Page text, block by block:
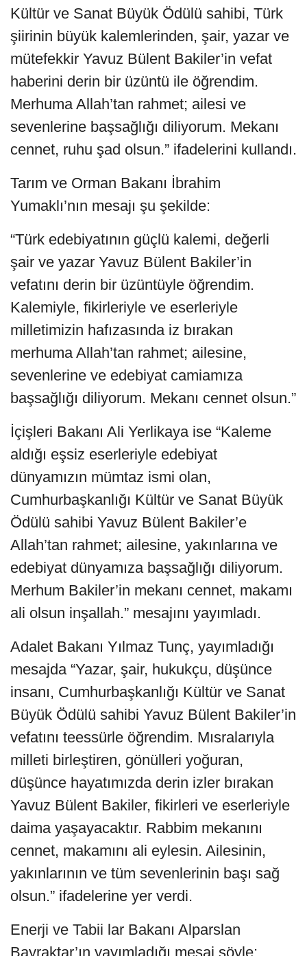
Kültür ve Sanat Büyük Ödülü sahibi, Türk
şiirinin büyük kalemlerinden, şair, yazar ve
mütefekkir Yavuz Bülent Bakiler’in vefat
haberini derin bir üzüntü ile öğrendim.
Merhuma Allah’tan rahmet; ailesi ve
sevenlerine başsağlığı diliyorum. Mekanı
cennet, ruhu şad olsun.” ifadelerini kullandı.
Tarım ve Orman Bakanı İbrahim
Yumaklı’nın mesajı şu şekilde:
“Türk edebiyatının güçlü kalemi, değerli
şair ve yazar Yavuz Bülent Bakiler’in
vefatını derin bir üzüntüyle öğrendim.
Kalemiyle, fikirleriyle ve eserleriyle
milletimizin hafızasında iz bırakan
merhuma Allah’tan rahmet; ailesine,
sevenlerine ve edebiyat camiamıza
başsağlığı diliyorum. Mekanı cennet olsun.”
İçişleri Bakanı Ali Yerlikaya ise “Kaleme
aldığı eşsiz eserleriyle edebiyat
dünyamızın mümtaz ismi olan,
Cumhurbaşkanlığı Kültür ve Sanat Büyük
Ödülü sahibi Yavuz Bülent Bakiler’e
Allah’tan rahmet; ailesine, yakınlarına ve
edebiyat dünyamıza başsağlığı diliyorum.
Merhum Bakiler’in mekanı cennet, makamı
ali olsun inşallah.” mesajını yayımladı.
Adalet Bakanı Yılmaz Tunç, yayımladığı
mesajda “Yazar, şair, hukukçu, düşünce
insanı, Cumhurbaşkanlığı Kültür ve Sanat
Büyük Ödülü sahibi Yavuz Bülent Bakiler’in
vefatını teessürle öğrendim. Mısralarıyla
milleti birleştiren, gönülleri yoğuran,
düşünce hayatımızda derin izler bırakan
Yavuz Bülent Bakiler, fikirleri ve eserleriyle
daima yaşayacaktır. Rabbim mekanını
cennet, makamını ali eylesin. Ailesinin,
yakınlarının ve tüm sevenlerinin başı sağ
olsun.” ifadelerine yer verdi.
Enerji ve Tabii lar Bakanı Alparslan
Bayraktar’ın yayımladığı mesaj şöyle: